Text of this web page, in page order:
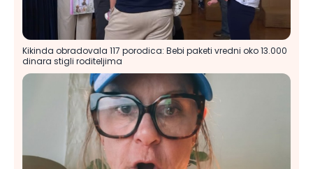
Kikinda obradovala 117 porodica: Bebi paketi vredni oko 13.000
dinara stigli roditeljima